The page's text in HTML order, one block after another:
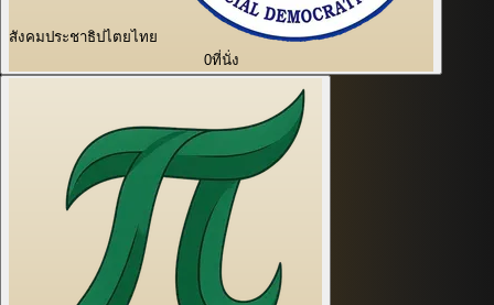
สังคมประชาธิปไตยไทย
0ที่นั่ง